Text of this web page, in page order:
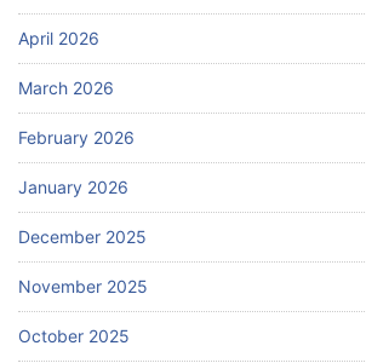
April 2026
March 2026
February 2026
January 2026
December 2025
November 2025
October 2025